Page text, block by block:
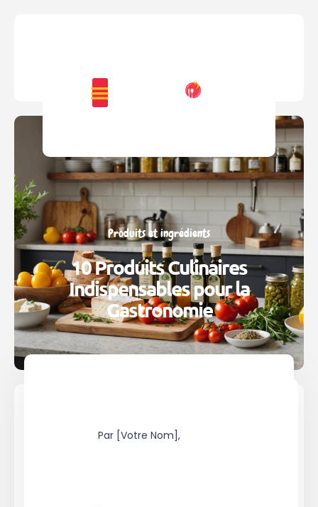
Produits et ingrédients
10 Produits Culinaires
Indispensables pour la
Gastronomie
Par [Votre Nom],